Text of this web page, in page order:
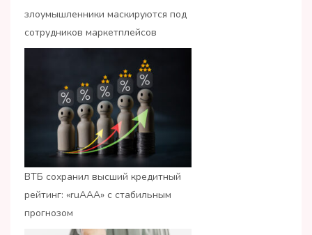
злоумышленники маскируются под
сотрудников маркетплейсов
ВТБ сохранил высший кредитный
рейтинг: «ruАAA» с стабильным
прогнозом